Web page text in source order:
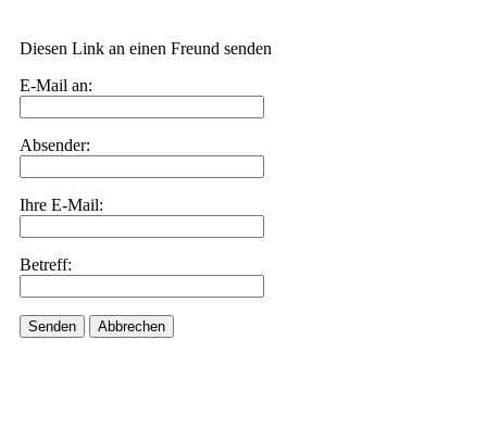
Diesen Link an einen Freund senden
E-Mail an:
Absender:
Ihre E-Mail:
Betreff:
Senden Abbrechen